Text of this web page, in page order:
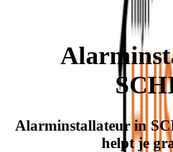
Alarminstallateur in
helpt je